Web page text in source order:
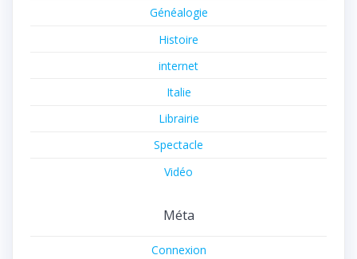
Généalogie
Histoire
internet
Italie
Librairie
Spectacle
Vidéo
Méta
Connexion